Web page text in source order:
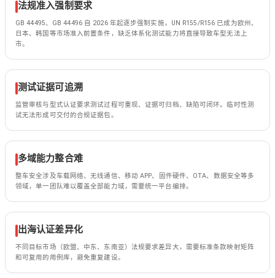
法规准入强制要求
GB 44495、GB 44496 自 2026 年起逐步强制实施，UN R155/R156 已成为欧州、
日本、韩国等市场准入前置条件，缺乏体系化测试能力将直接导致车型无法上
市。
测试证据可追溯
监管审核与型式认证要求测试过程可重现、证据可归档、缺陷可闭环。临时性测
试无法形成可交付的合规证据包。
多域能力整合难
整车安全涉及车载网络、无线通信、移动 APP、固件硬件、OTA、数据安全等多
领域，单一团队难以覆盖全部能力域，需要统一平台编排。
出海认证差异化
不同目标市场（欧盟、中东、东南亚）法规要求差异大，需要标准条款映射矩阵
和可复用的用例库，避免重复建设。